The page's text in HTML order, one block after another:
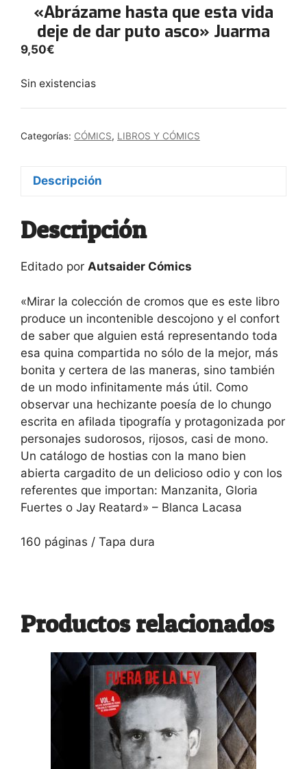
«Abrázame hasta que esta vida
deje de dar puto asco» Juarma
9,50€
Sin existencias
Categorías: CÓMICS, LIBROS Y CÓMICS
Descripción
Descripción
Editado por Autsaider Cómics
«Mirar la colección de cromos que es este libro
produce un incontenible descojono y el confort
de saber que alguien está representando toda
esa quina compartida no sólo de la mejor, más
bonita y certera de las maneras, sino también
de un modo infinitamente más útil. Como
observar una hechizante poesía de lo chungo
escrita en afilada tipografía y protagonizada por
personajes sudorosos, rijosos, casi de mono.
Un catálogo de hostias con la mano bien
abierta cargadito de un delicioso odio y con los
referentes que importan: Manzanita, Gloria
Fuertes o Jay Reatard» – Blanca Lacasa
160 páginas / Tapa dura
Productos relacionados